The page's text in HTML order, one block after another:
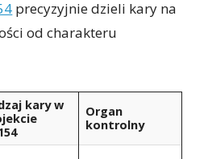
precyzyjnie dzieli kary na
od charakteru
kary w
Organ
kontrolny